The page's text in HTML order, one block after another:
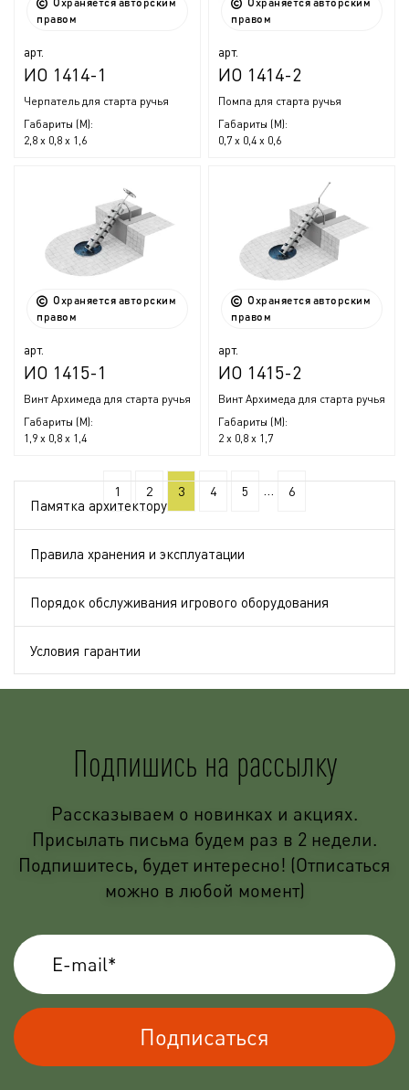
Охраняется авторским
правом
арт.
ИО 1414-1
Черпатель для старта ручья
Габариты (М):
2,8 x 0,8 x 1,6
Охраняется авторским
правом
арт.
ИО 1414-2
Помпа для старта ручья
Габариты (М):
0,7 x 0,4 x 0,6
Охраняется авторским
правом
арт.
ИО 1415-1
Винт Архимеда для старта ручья
Габариты (М):
1,9 x 0,8 x 1,4
Охраняется авторским
правом
арт.
ИО 1415-2
Винт Архимеда для старта ручья
Габариты (М):
2 x 0,8 x 1,7
1 2 3 4 5 6
Памятка архитектору
Правила хранения и эксплуатации
Порядок обслуживания игрового оборудования
Условия гарантии
Подпишись на рассылку
Рассказываем о новинках и акциях.
Присылать письма будем раз в 2 недели.
Подпишитесь, будет интересно! (Отписаться
можно в любой момент)
Подписаться